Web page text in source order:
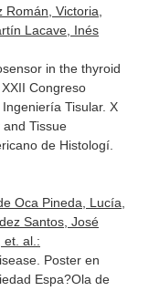
Victoria,
Lacave, Inés
in the thyroid
Congreso
Tisular. X
Tissue
de Histologí.
Oca Pineda, Lucía,
Santos, José
et. al.:
Poster en
Espa?Ola de